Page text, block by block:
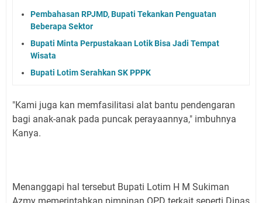
Pembahasan RPJMD, Bupati Tekankan Penguatan
Beberapa Sektor
Bupati Minta Perpustakaan Lotik Bisa Jadi Tempat
Wisata
Bupati Lotim Serahkan SK PPPK
"Kami juga kan memfasilitasi alat bantu pendengaran
bagi anak-anak pada puncak perayaannya," imbuhnya
Kanya.
Menanggapi hal tersebut Bupati Lotim H M Sukiman
Azmy memerintahkan pimpinan OPD terkait seperti Dinas